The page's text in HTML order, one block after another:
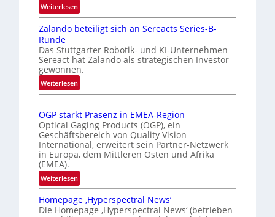
n
e
k
n
n
g
a
t
s
r
e
K
o
n
o
l
Weiterlesen:
I
n
e
r
n
a
o
n
a
l
i
s
i
o
Zalando beteiligt sich an Sereacts Series-B-
Runde
Das Stuttgarter Robotik- und KI-Unternehmen
Sereact hat Zalando als strategischen Investor
gewonnen.
Weiterlesen:
Z
l
a
n
d
b
e
t
e
OGP stärkt Präsenz in EMEA-Region
Optical Gaging Products (OGP), ein
Geschäftsbereich von Quality Vision
International, erweitert sein Partner-Netzwerk
in Europa, dem Mittleren Osten und Afrika
(EMEA).
Weiterlesen:
O
G
P
Homepage ‚Hyperspectral News‘
Die Homepage ‚Hyperspectral News‘ (betrieben